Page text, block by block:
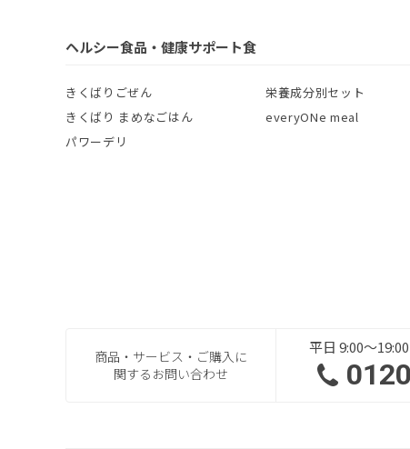
ヘルシー食品・健康サポート食
きくばりごぜん
きくばり まめなごはん
パワーデリ
栄養成分別セット
everyONe meal
商品・サービス・ご購入に
関するお問い合わせ
平日 9:00～